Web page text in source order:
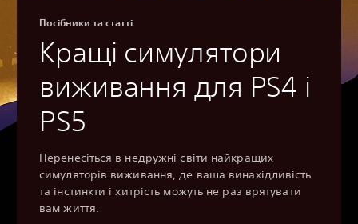
Посібники та статті
Кращі симулятори
виживання для PS4 і
PS5
Перенесіться в недружні світи найкращих
симуляторів виживання, де ваша винахідливість
та інстинкти і хитрість можуть не раз врятувати
вам життя.